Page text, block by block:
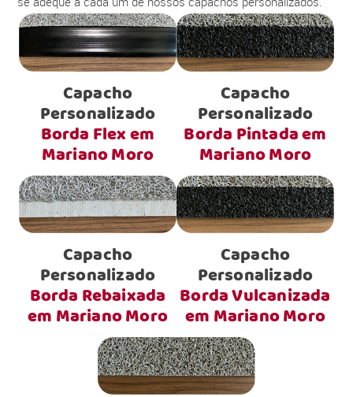
Capacho
Personalizado
Borda Flex em
Mariano Moro
Capacho
Personalizado
Borda Pintada em
Mariano Moro
Capacho
Personalizado
Borda Rebaixada
em Mariano Moro
Capacho
Personalizado
Borda Vulcanizada
em Mariano Moro